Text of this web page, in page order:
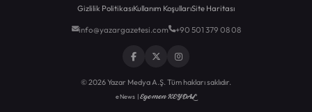
Gizlilik PolitikasıKullanım KoşullarıSite Haritası
info@yazargazetesi.com +90 501 379 08 08
© 2026 Yazar Medya A.Ş. Tüm hakları saklıdır.
eNews |Egemen KEYDAL